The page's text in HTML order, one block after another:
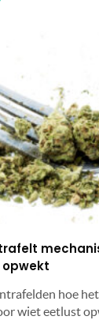
hoe
wiet eetlust